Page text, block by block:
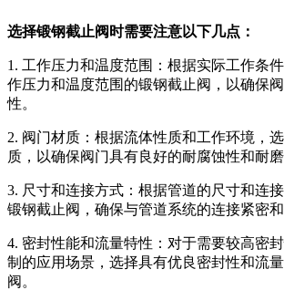
选择锻钢截止阀时需要注意以下几点：
1. 工作压力和温度范围：根据实际工作条
作压力和温度范围的锻钢截止阀，以确保
性。
2. 阀门材质：根据流体性质和工作环境，
质，以确保阀门具有良好的耐腐蚀性和耐磨
3. 尺寸和连接方式：根据管道的尺寸和连
锻钢截止阀，确保与管道系统的连接紧密和
4. 密封性能和流量特性：对于需要较高密
制的应用场景，选择具有优良密封性和流
阀。